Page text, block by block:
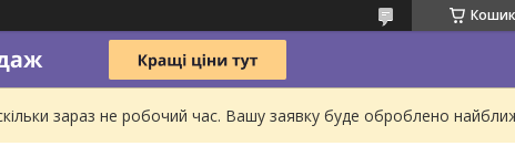
Кошик
зараз не робочий час. Вашу заявку буде оброблено